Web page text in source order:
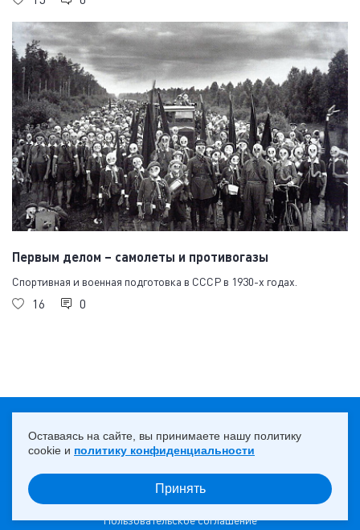
Первым делом – самолеты и противогазы
Спортивная и военная подготовка в СССР в 1930-х годах.
16 0
© 2013 — 2026 ПАО «Юнипро»
Пользовательское соглашение
Оставаясь на сайте, вы принимаете нашу политику
cookie и политику конфиденциальности
Принять